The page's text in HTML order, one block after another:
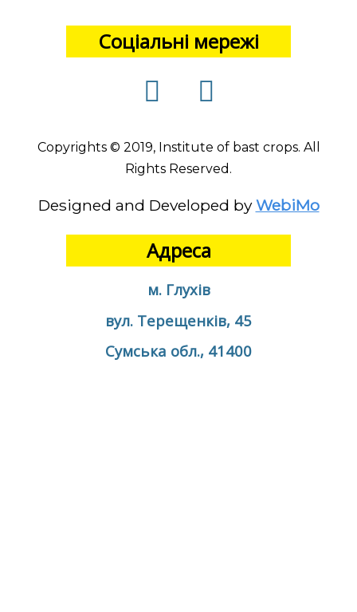
Соціальні мережі
Copyrights © 2019, Institute of bast crops. All
Rights Reserved.
Designed and Developed by WebiMo
Адреса
м. Глухів
вул. Терещенків, 45
Сумська обл., 41400